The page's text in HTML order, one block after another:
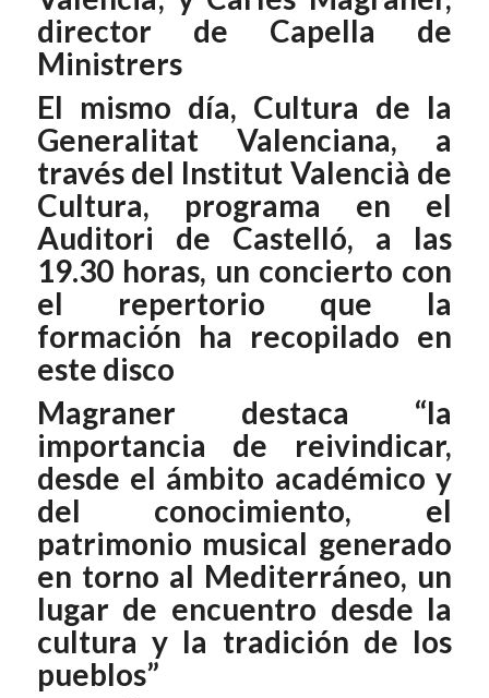
director de Capella de
Ministrers
El mismo día, Cultura de la
Generalitat Valenciana, a
través del Institut Valencià de
Cultura, programa en el
Auditori de Castelló, a las
19.30 horas, un concierto con
el repertorio que la
formación ha recopilado en
este disco
Magraner destaca “la
importancia de reivindicar,
desde el ámbito académico y
del conocimiento, el
patrimonio musical generado
en torno al Mediterráneo, un
lugar de encuentro desde la
cultura y la tradición de los
pueblos”